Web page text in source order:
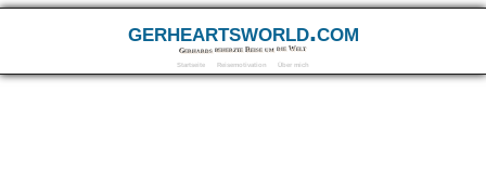
gerheartsworld.com
Gerhards beherzte Reise um die Welt
Startseite Reisemotivation Über mich